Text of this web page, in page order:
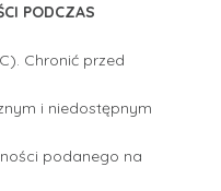
PODCZAS
Chronić przed
i niedostępnym
podanego na